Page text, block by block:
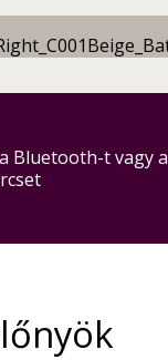
Bluetooth-t vagy a